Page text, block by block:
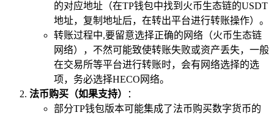
的对应地址（在TP钱包中找到火币生态链的USDT
地址，复制地址后，在转出平台进行转账操作）。
转账过程中,要留意选择正确的网络（火币生态链
网络），不然可能致使转账失败或资产丢失，一般
在交易所等平台进行转账时，会有网络选择的选
项，务必选择HECO网络。
法币购买（如果支持）
：
部分TP钱包版本可能集成了法币购买数字货币的